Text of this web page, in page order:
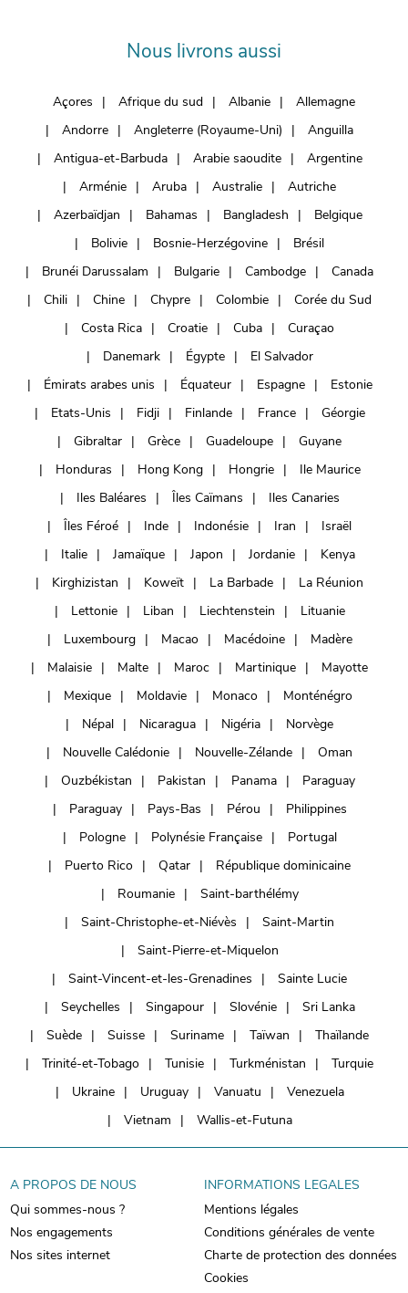
Nous livrons aussi
Açores Afrique du sud Albanie
Allemagne
Andorre
Angleterre (Royaume-Uni)
Anguilla
Antigua-et-Barbuda
Arabie saoudite
Argentine
Arménie
Aruba Australie
Autriche
Azerbaïdjan
Bahamas Bangladesh
Belgique
Bolivie
Bosnie-Herzégovine
Brésil
Brunéi Darussalam
Bulgarie Cambodge
Canada
Chili
Chine Chypre Colombie
Corée du Sud
Costa Rica
Croatie Cuba
Curaçao
Danemark
Égypte
El Salvador
Émirats arabes unis
Équateur Espagne
Estonie
Etats-Unis
Fidji Finlande France
Géorgie
Gibraltar
Grèce Guadeloupe
Guyane
Honduras
Hong Kong Hongrie
Ile Maurice
Iles Baléares
Îles Caïmans
Iles Canaries
Îles Féroé
Inde Indonésie Iran
Israël
Italie
Jamaïque Japon Jordanie
Kenya
Kirghizistan
Koweït La Barbade
La Réunion
Lettonie
Liban Liechtenstein
Lituanie
Luxembourg
Macao Macédoine
Madère
Malaisie
Malte Maroc Martinique
Mayotte
Mexique
Moldavie Monaco
Monténégro
Népal
Nicaragua Nigéria
Norvège
Nouvelle Calédonie
Nouvelle-Zélande
Oman
Ouzbékistan
Pakistan Panama
Paraguay
Paraguay
Pays-Bas Pérou
Philippines
Pologne
Polynésie Française
Portugal
Puerto Rico
Qatar
République dominicaine
Roumanie
Saint-barthélémy
Saint-Christophe-et-Niévès
Saint-Martin
Saint-Pierre-et-Miquelon
Saint-Vincent-et-les-Grenadines
Sainte Lucie
Seychelles
Singapour Slovénie
Sri Lanka
Suède
Suisse Suriname Taïwan
Thaïlande
Trinité-et-Tobago
Tunisie Turkménistan
Turquie
Ukraine
Uruguay Vanuatu
Venezuela
Vietnam
Wallis-et-Futuna
A PROPOS DE NOUS
Qui sommes-nous ?
Nos engagements
Nos sites internet
INFORMATIONS LEGALES
Mentions légales
Conditions générales de vente
Charte de protection des données
Cookies